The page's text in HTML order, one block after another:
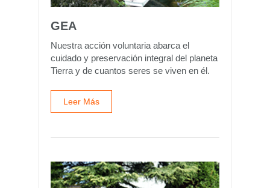
GEA
Nuestra acción voluntaria abarca el
cuidado y preservación integral del planeta
Tierra y de cuantos seres se viven en él.
Leer Más